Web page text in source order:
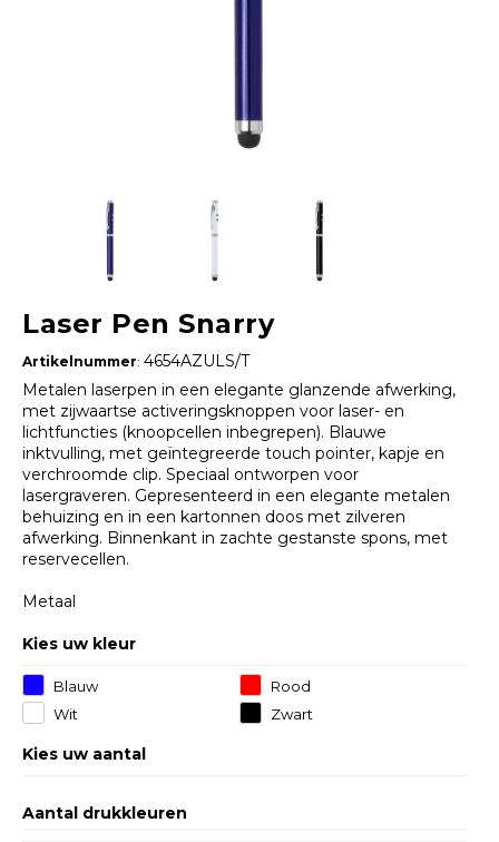
Laser Pen Snarry
Artikelnummer:4654AZULS/T
Metalen laserpen in een elegante glanzende afwerking,
met zijwaartse activeringsknoppen voor laser- en
lichtfuncties (knoopcellen inbegrepen). Blauwe
inktvulling, met geïntegreerde touch pointer, kapje en
verchroomde clip. Speciaal ontworpen voor
lasergraveren. Gepresenteerd in een elegante metalen
behuizing en in een kartonnen doos met zilveren
afwerking. Binnenkant in zachte gestanste spons, met
reservecellen.
Metaal
Kies uw kleur
Blauw
Rood
Wit
Zwart
Kies uw aantal
Aantal drukkleuren